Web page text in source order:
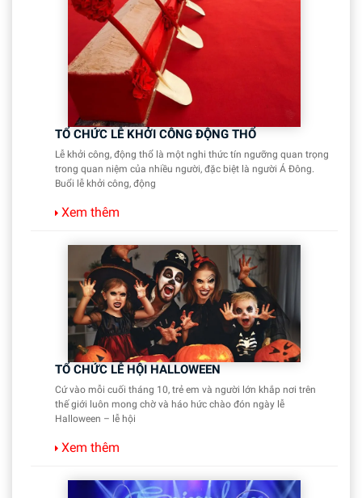
TỔ CHỨC LỄ KHỞI CÔNG ĐỘNG THỔ
Lễ khởi công, động thổ là một nghi thức tín ngưỡng quan trọng
trong quan niệm của nhiều người, đặc biệt là người Á Đông.
Buổi lễ khởi công, động
Xem thêm
TỔ CHỨC LỄ HỘI HALLOWEEN
Cứ vào mỗi cuối tháng 10, trẻ em và người lớn khắp nơi trên
thế giới luôn mong chờ và háo hức chào đón ngày lễ
Halloween – lễ hội
Xem thêm